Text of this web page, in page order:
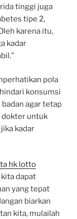
tinggi juga
tipe 2,
karena itu,
kadar
pola
konsumsi
agar tetap
dokter untuk
kadar
hk lotto
dapat
yang tepat
biarkan
kita, mulailah